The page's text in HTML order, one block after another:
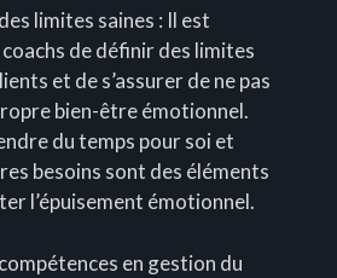
limites saines : Il est
de définir des limites
et de s’assurer de ne pas
bien-être émotionnel.
du temps pour soi et
besoins sont des éléments
l’épuisement émotionnel.
en gestion du